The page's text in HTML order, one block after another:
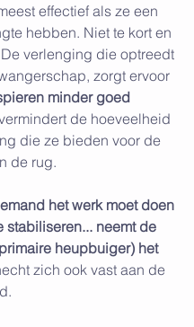
effectief als ze een
hebben. Niet te kort en
verlenging die optreedt
zorgt ervoor
minder goed
de hoeveelheid
die ze bieden voor de
de rug.
het werk moet doen
stabiliseren... neemt de
heupbuiger) het
zich ook vast aan de